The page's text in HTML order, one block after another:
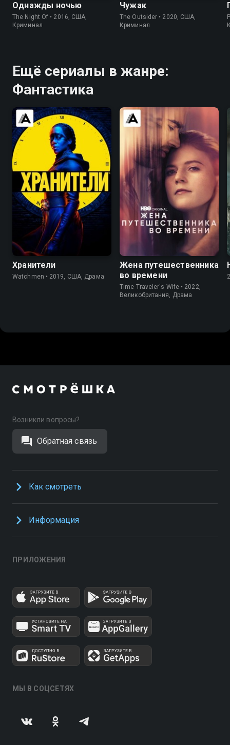
Однажды ночью
The Night Of • 2016, США,
Криминал
Чужак
The Outsider • 2020, США,
Криминал
Ещё сериалы в жанре:
Фантастика
8.2
Хранители
Watchmen • 2019, США, Драма
7.7
Жена путешественника
во времени
Time Traveler's Wife • 2022,
Великобритания, Драма
Возникли вопросы?
Обратная связь
Как смотреть
Информация
ПРИЛОЖЕНИЯ
МЫ В СОЦСЕТЯХ